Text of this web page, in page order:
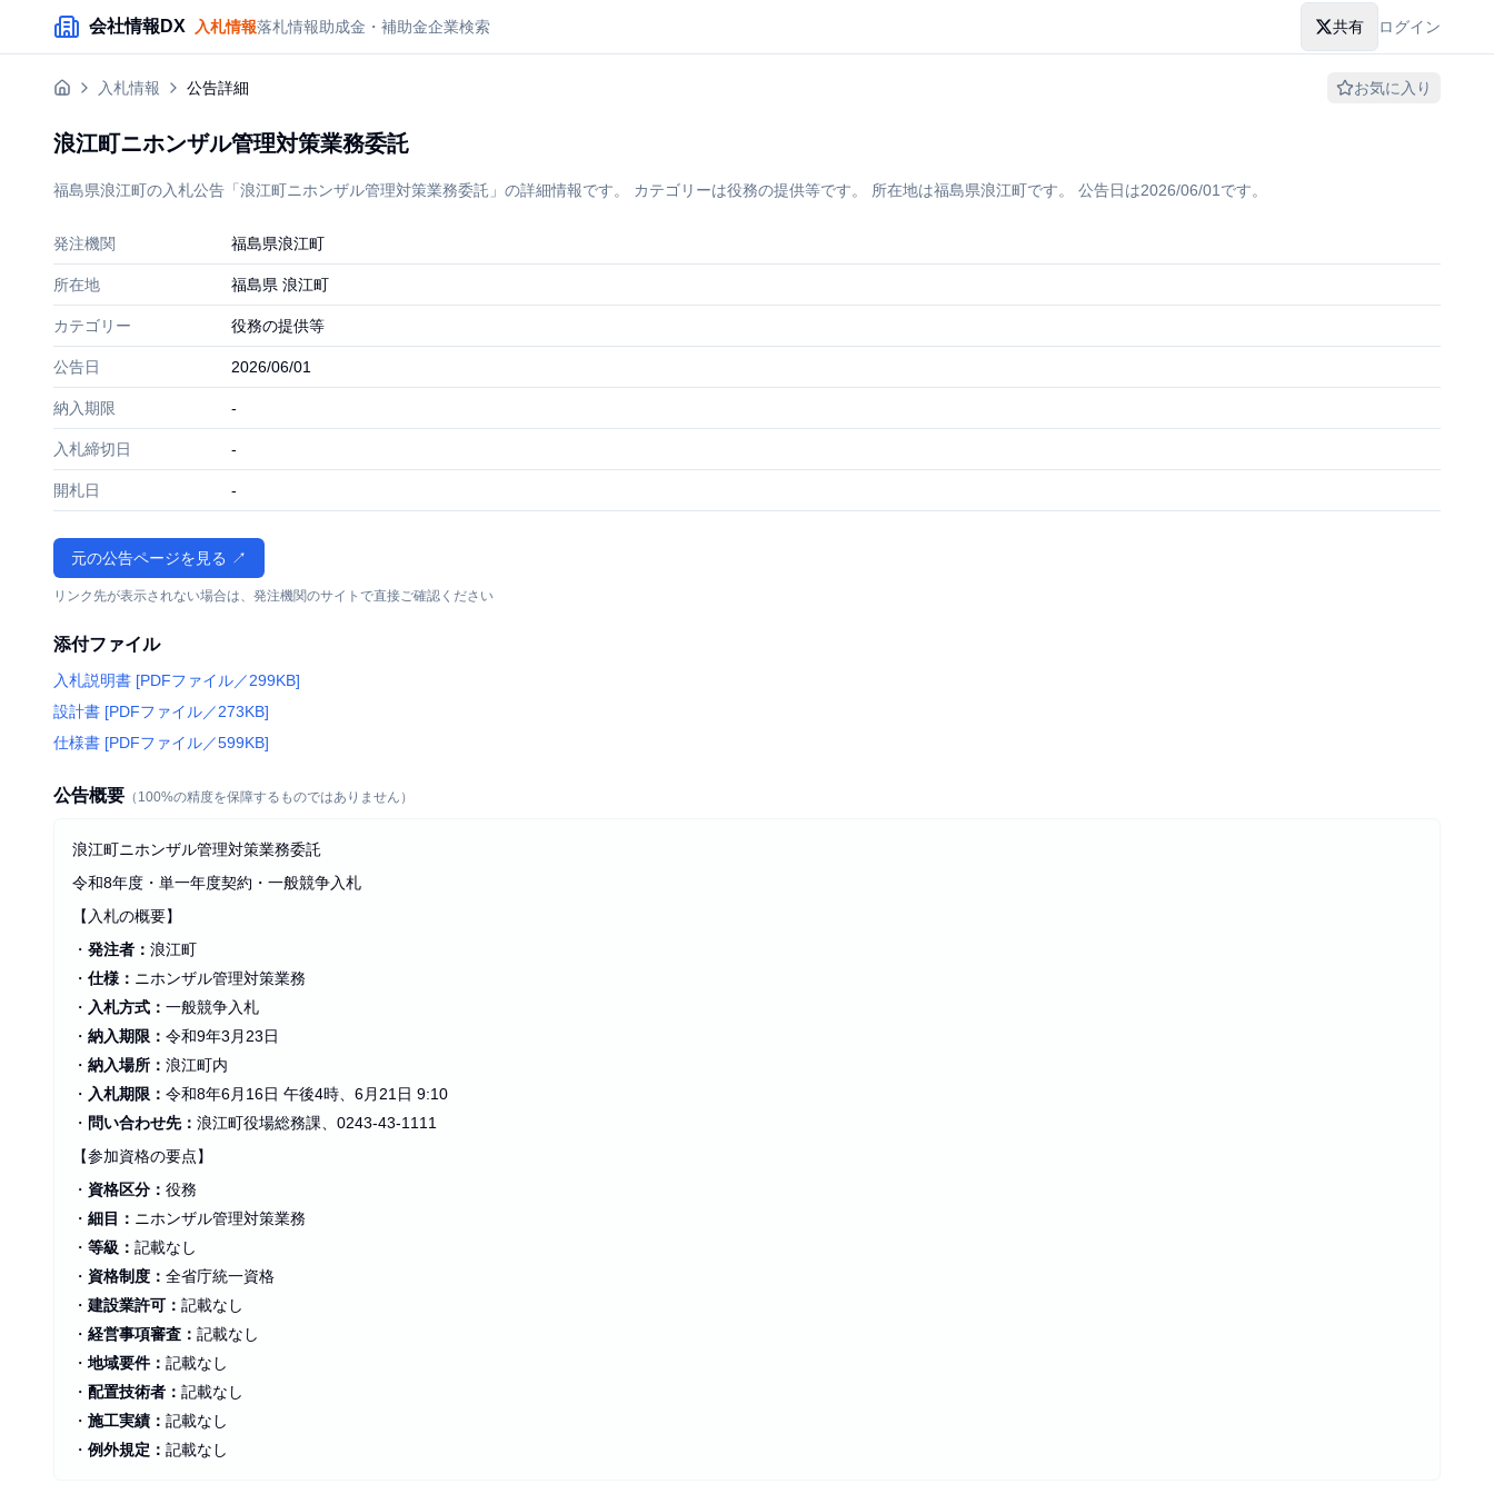
メインコンテンツにスキップ
会社情報DX 入札情報落札情報助成金・補助金企業検索 共有 ログイン
入札情報 公告詳細 お気に入り
浪江町ニホンザル管理対策業務委託
福島県浪江町の入札公告「浪江町ニホンザル管理対策業務委託」の詳細情報です。 カテゴリーは役務の提供等です。 所在地は福島県浪江町です。 公告日は2026/06/01です。
発注機関 福島県浪江町
所在地 福島県 浪江町
カテゴリー 役務の提供等
公告日 2026/06/01
納入期限 -
入札締切日 -
開札日 -
元の公告ページを見る ↗
リンク先が表示されない場合は、発注機関のサイトで直接ご確認ください
添付ファイル
入札説明書 [PDFファイル／299KB]
設計書 [PDFファイル／273KB]
仕様書 [PDFファイル／599KB]
公告概要 （100%の精度を保障するものではありません）
浪江町ニホンザル管理対策業務委託
令和8年度・単一年度契約・一般競争入札
【入札の概要】
・ 発注者： 浪江町
・ 仕様： ニホンザル管理対策業務
・ 入札方式： 一般競争入札
・ 納入期限： 令和9年3月23日
・ 納入場所： 浪江町内
・ 入札期限： 令和8年6月16日 午後4時、6月21日 9:10
・ 問い合わせ先： 浪江町役場総務課、0243-43-1111
【参加資格の要点】
・ 資格区分： 役務
・ 細目： ニホンザル管理対策業務
・ 等級： 記載なし
・ 資格制度： 全省庁統一資格
・ 建設業許可： 記載なし
・ 経営事項審査： 記載なし
・ 地域要件： 記載なし
・ 配置技術者： 記載なし
・ 施工実績： 記載なし
・ 例外規定： 記載なし